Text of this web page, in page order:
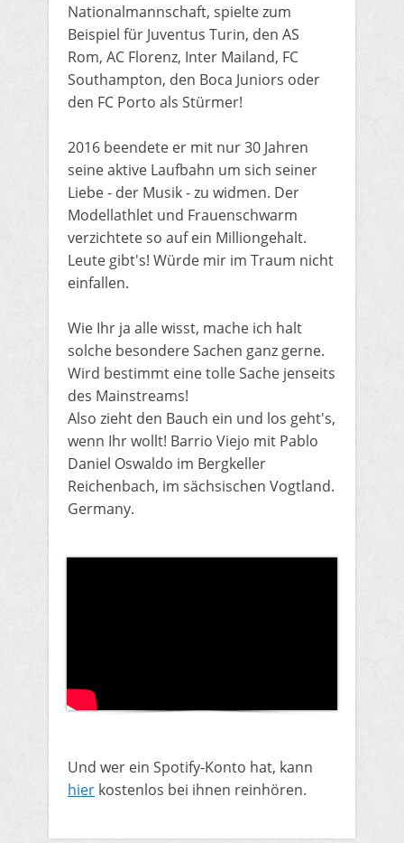
Nationalmannschaft, spielte zum
Beispiel für Juventus Turin, den AS
Rom, AC Florenz, Inter Mailand, FC
Southampton, den Boca Juniors oder
den FC Porto als Stürmer!
2016 beendete er mit nur 30 Jahren
seine aktive Laufbahn um sich seiner
Liebe - der Musik - zu widmen. Der
Modellathlet und Frauenschwarm
verzichtete so auf ein Milliongehalt.
Leute gibt's! Würde mir im Traum nicht
einfallen.
Wie Ihr ja alle wisst, mache ich halt
solche besondere Sachen ganz gerne.
Wird bestimmt eine tolle Sache jenseits
des Mainstreams!
Also zieht den Bauch ein und los geht's,
wenn Ihr wollt! Barrio Viejo mit Pablo
Daniel Oswaldo im Bergkeller
Reichenbach, im sächsischen Vogtland.
Germany.
​Und wer ein Spotify-Konto hat, kann
hier kostenlos bei ihnen reinhören.